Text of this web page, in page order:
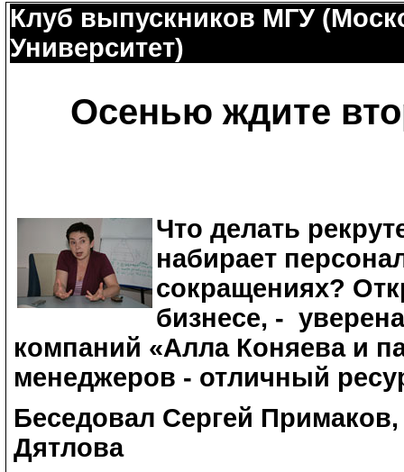
Клуб выпускников МГУ
Университет)
Осенью ждите
Что делать
набирает
сокращениях?
бизнесе, -
компаний «Алла Коняева и
менеджеров - отличный
Беседовал Сергей
Дятлова